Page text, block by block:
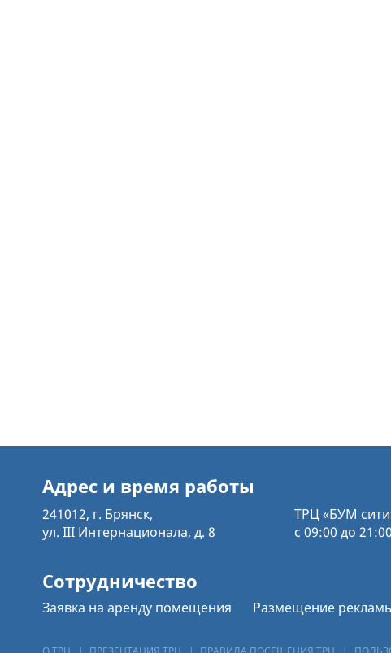
Адрес и время работы
241012, г. Брянск,
ул. III Интернационала, д. 8
ТРЦ «БУМ
с 09:00 до 21:00
Сотрудничество
Заявка на аренду помещения Размещение